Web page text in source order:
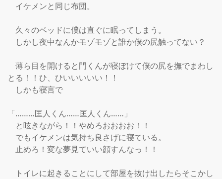
イケメンと同じ布団。
久々のベッドに僕は直ぐに眠ってしまう。
しかし夜中なんかモゾモゾと誰か僕の尻触ってない？
薄ら目を開けると門くんが寝ぼけて僕の尻を撫でまわし
とる！！ひ、ひいいいいい！！
しかも寝言で
「………匡人くん……匡人くん……」
と呟きながら！！やめろおおおお！！
でもイケメンは気持ち良さげに寝ている。
止めろ！変な夢見ていい顔すんなっ！！
トイレに起きることにして部屋を抜け出したらそこかし